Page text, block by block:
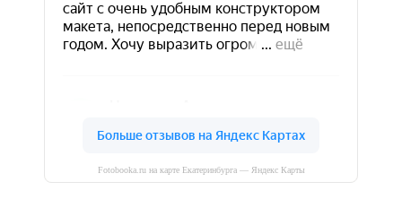
Fotobooka.ru на карте Екатеринбурга — Яндекс Карты